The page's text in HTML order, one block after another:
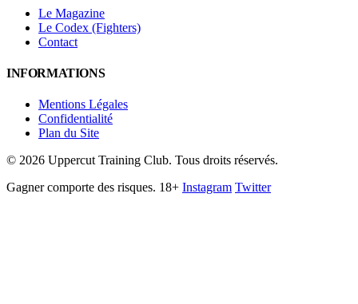
Le Magazine
Le Codex (Fighters)
Contact
INFORMATIONS
Mentions Légales
Confidentialité
Plan du Site
© 2026 Uppercut Training Club. Tous droits réservés.
Gagner comporte des risques. 18+ Instagram Twitter